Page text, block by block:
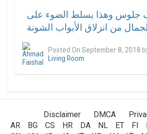
جلوس وهذا يسلط الضوء على
من انزلاق الأبواب الشونة
Posted On September 8, 2018
Living Room
Disclaimer DMCA
AR/ BG/ CS HR/ DA/ NL/ ET/ FI